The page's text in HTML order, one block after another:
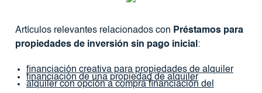
Artículos relevantes relacionados con Préstamos para
propiedades de inversión sin pago inicial:
financiación creativa para propiedades de alquiler
financiación de una propiedad de alquiler
alquiler con opción a compra financiación del